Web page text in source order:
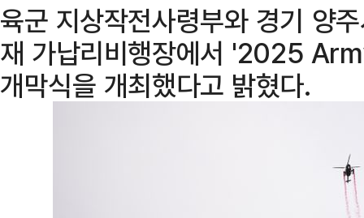
육군 지상작전사령부와 경기 양
재 가납리비행장에서 '2025
개막식을 개최했다고 밝혔다.